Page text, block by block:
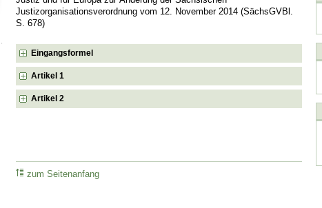
Justizorganisationsverordnung vom 12. November 2014 (SächsGVBl.
S. 678)
Eingangsformel
Artikel 1
Artikel 2
zum Seitenanfang